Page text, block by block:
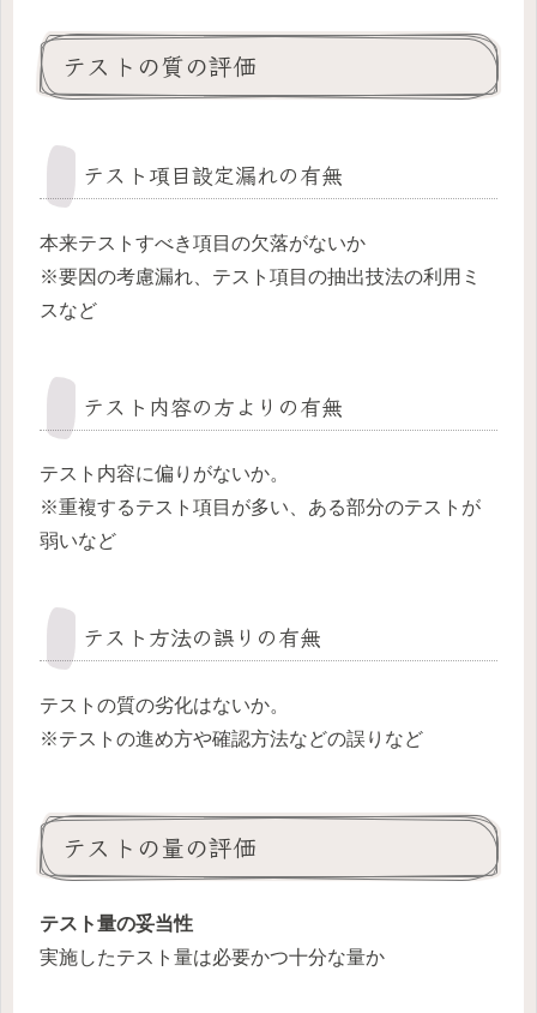
テストの質の評価
テスト項目設定漏れの有無
本来テストすべき項目の欠落がないか
※要因の考慮漏れ、テスト項目の抽出技法の利用ミ
スなど
テスト内容の方よりの有無
テスト内容に偏りがないか。
※重複するテスト項目が多い、ある部分のテストが
弱いなど
テスト方法の誤りの有無
テストの質の劣化はないか。
※テストの進め方や確認方法などの誤りなど
テストの量の評価
テスト量の妥当性
実施したテスト量は必要かつ十分な量か